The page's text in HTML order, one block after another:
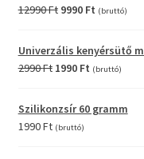
4990 Ft.2990 Ft.
12990Ft Original
was:
12990 Ft.
9990 FtCurrent
is:
9990 Ft.
(bruttó)
Univerzális kenyérsütő
2990Ft Original
was:
1990 FtCurrent
is:
1990 Ft.
(bruttó)
Szilikonzsír 60 gramm
1990Ft (bruttó)